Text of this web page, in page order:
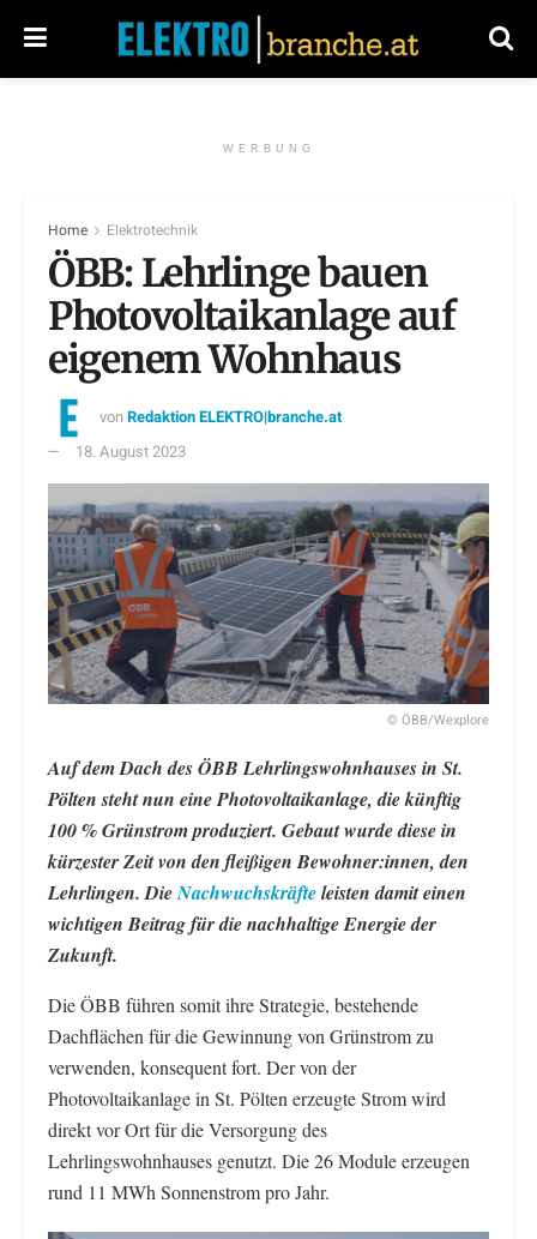
WERBUNG
Home Elektrotechnik
ÖBB: Lehrlinge bauen
Photovoltaikanlage auf
eigenem Wohnhaus
vonRedaktion ELEKTRO|branche.at
18. August 2023
© ÖBB/Wexplore
Auf dem Dach des ÖBB Lehrlingswohnhauses in St.
Pölten steht nun eine Photovoltaikanlage, die künftig
100 % Grünstrom produziert. Gebaut wurde diese in
kürzester Zeit von den fleißigen Bewohner:innen, den
Lehrlingen. DieNachwuchskräfteleisten damit einen
wichtigen Beitrag für die nachhaltige Energie der
Zukunft.
Die ÖBB führen somit ihre Strategie, bestehende
Dachflächen für die Gewinnung von Grünstrom zu
verwenden, konsequent fort. Der von der
Photovoltaikanlage in St. Pölten erzeugte Strom wird
direkt vor Ort für die Versorgung des
Lehrlingswohnhauses genutzt. Die 26 Module erzeugen
rund 11 MWh Sonnenstrom pro Jahr.